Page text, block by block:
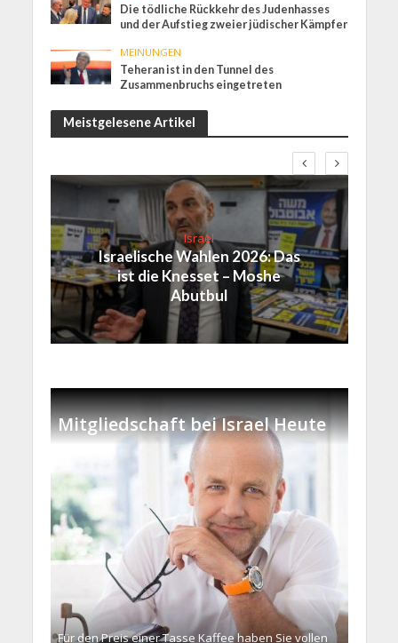
Die tödliche Rückkehr des Judenhasses
und der Aufstieg zweier jüdischer Kämpfer
MEINUNGEN
Teheran ist in den Tunnel des
Zusammenbruchs eingetreten
Meistgelesene Artikel
Israel
Israelische Wahlen 2026: Das
ist die Knesset – Moshe
Abutbul
Mitgliedschaft bei Israel Heute
Für den Preis einer Tasse Kaffee haben Sie vollen